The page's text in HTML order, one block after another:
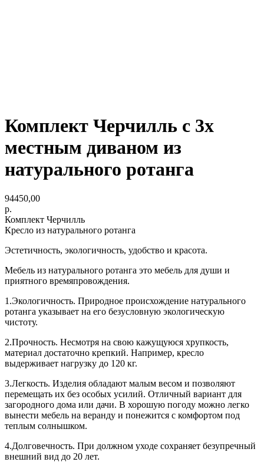
Комплект Черчилль с 3х
местным диваном из
натурального ротанга
94450,00
р.
Комплект Черчилль
Кресло из натурального ротанга
Эстетичность, экологичность, удобство и красота.
Мебель из натурального ротанга это мебель для души и
приятного времяпровождения.
1.Экологичность. Природное происхождение натурального
ротанга указывает на его безусловную экологическую
чистоту.
2.Прочность. Несмотря на свою кажущуюся хрупкость,
материал достаточно крепкий. Например, кресло
выдерживает нагрузку до 120 кг.
3.Легкость. Изделия обладают малым весом и позволяют
перемещать их без особых усилий. Отличный вариант для
загородного дома или дачи. В хорошую погоду можно легко
вынести мебель на веранду и понежится с комфортом под
теплым солнышком.
4.Долговечность. При должном уходе сохраняет безупречный
внешний вид до 20 лет.